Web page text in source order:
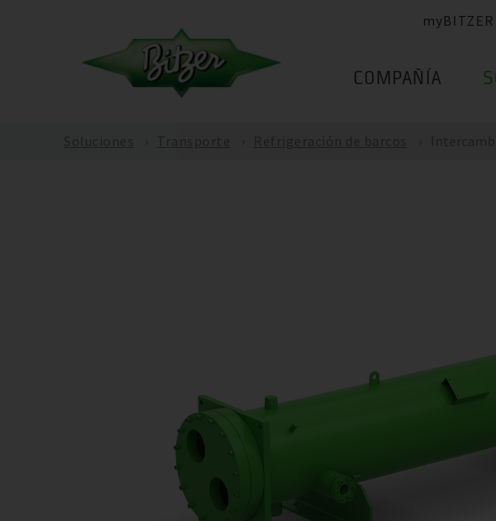
myBITZER
COMPAÑÍA